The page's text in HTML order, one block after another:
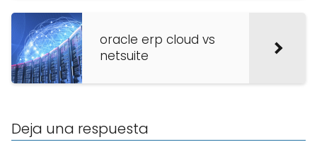
oracle erp cloud vs
netsuite
Deja una respuesta